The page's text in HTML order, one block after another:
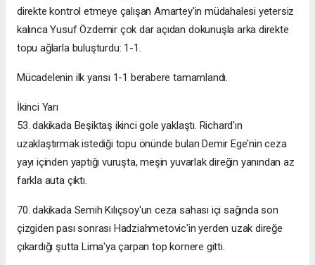
direkte kontrol etmeye çalışan Amartey'in müdahalesi yetersiz
kalınca Yusuf Özdemir çok dar açıdan dokunuşla arka direkte
topu ağlarla buluşturdu: 1-1.
Mücadelenin ilk yarısı 1-1 berabere tamamlandı.
İkinci Yarı
53. dakikada Beşiktaş ikinci gole yaklaştı. Richard'ın
uzaklaştırmak istediği topu önünde bulan Demir Ege'nin ceza
yayı içinden yaptığı vuruşta, meşin yuvarlak direğin yanından az
farkla auta çıktı.
70. dakikada Semih Kılıçsoy'un ceza sahası içi sağında son
çizgiden pası sonrası Hadziahmetovic'in yerden uzak direğe
çıkardığı şutta Lima'ya çarpan top kornere gitti.